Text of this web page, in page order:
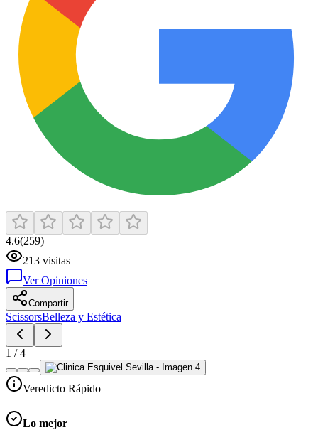
4.6(259)
213 visitas
Ver Opiniones
Compartir
ScissorsBelleza y Estética
1 /4
Veredicto Rápido
Lo mejor